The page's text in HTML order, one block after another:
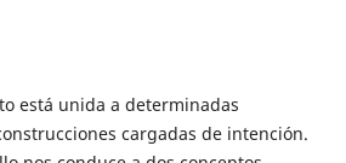
está unida a determinadas
cargadas de intención.